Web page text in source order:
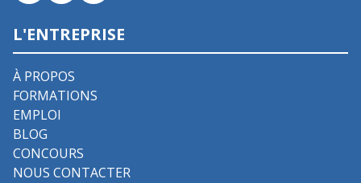
L'ENTREPRISE
À PROPOS
FORMATIONS
EMPLOI
BLOG
CONCOURS
NOUS CONTACTER